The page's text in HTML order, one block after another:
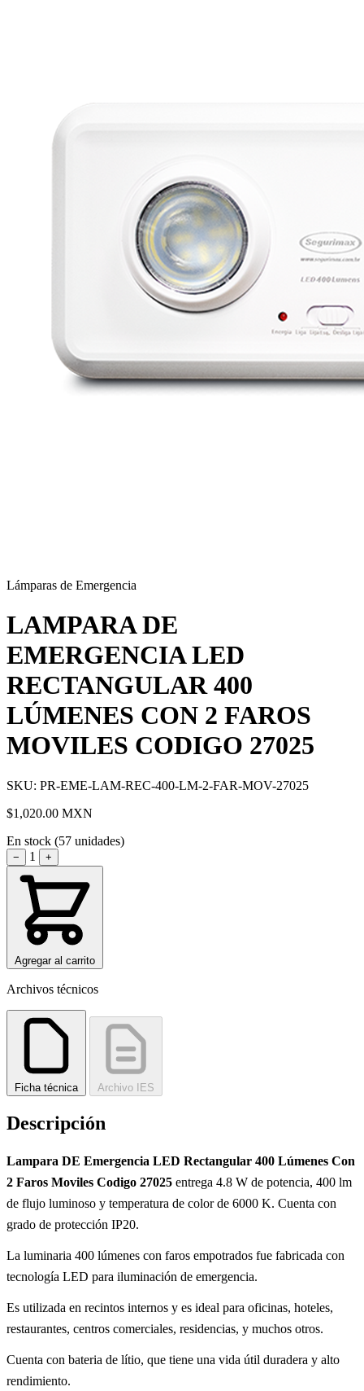
Lámparas de Emergencia
LAMPARA DE
EMERGENCIA LED
RECTANGULAR 400
LÚMENES CON 2 FAROS
MOVILES CODIGO 27025
SKU: PR-EME-LAM-REC-400-LM-2-FAR-MOV-27025
$1,020.00 MXN
En stock (57 unidades)
− 1 +
Agregar al carrito
Archivos técnicos
Ficha técnica Archivo IES
Descripción
Lampara DE Emergencia LED Rectangular 400 Lúmenes Con
2 Faros Moviles Codigo 27025 entrega 4.8 W de potencia, 400 lm
de flujo luminoso y temperatura de color de 6000 K. Cuenta con
grado de protección IP20.
La luminaria 400 lúmenes con faros empotrados fue fabricada con
tecnología LED para iluminación de emergencia.
Es utilizada en recintos internos y es ideal para oficinas, hoteles,
restaurantes, centros comerciales, residencias, y muchos otros.
Cuenta con bateria de lítio, que tiene una vida útil duradera y alto
rendimiento.